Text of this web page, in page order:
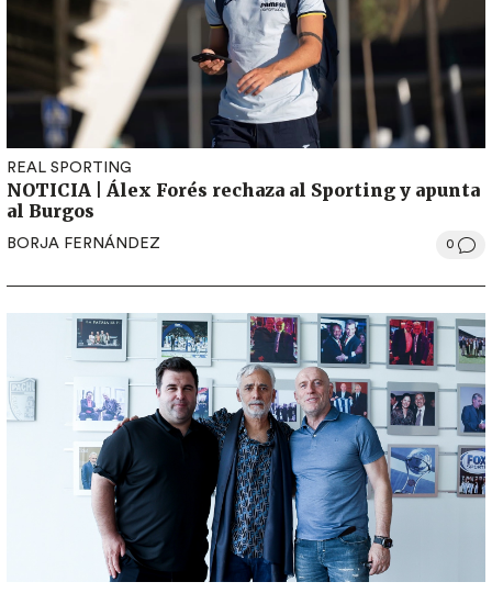
REAL SPORTING
NOTICIA | Álex Forés rechaza al Sporting y apunta
al Burgos
BORJA FERNÁNDEZ 0